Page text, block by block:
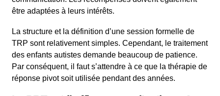
être adaptées à leurs intérêts.
La structure et la définition d’une session formelle de
TRP sont relativement simples. Cependant, le traitement
des enfants autistes demande beaucoup de patience.
Par conséquent, il faut s’attendre à ce que la thérapie de
réponse pivot soit utilisée pendant des années.